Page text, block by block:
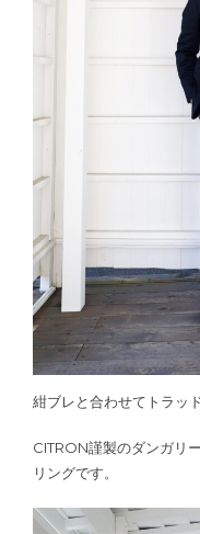
紺ブレと合わせてトラッ
CITRON謹製のダンガリ
リングです。